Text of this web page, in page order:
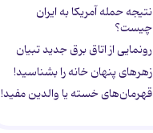
نتیجه حمله آمریکا به ایران
چیست؟
رونمایی از اتاق برق جدید تبیان
زهرهای پنهان خانه را بشناسید!
قهرمان‌های خسته یا والدین مفید!